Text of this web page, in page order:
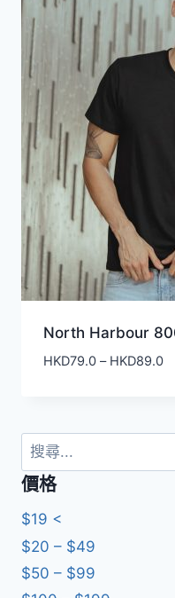
North Harbour
HKD79.0 – HKD89.0價
搜
尋
關
鍵
字:
價格
$19 <
$20 – $49
$50 – $99